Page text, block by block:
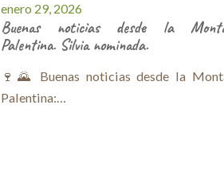
enero 29, 2026
Buenas noticias desde la
Palentina. Silvia nominada.
🍷🌄 Buenas noticias desde la
Palentina:…